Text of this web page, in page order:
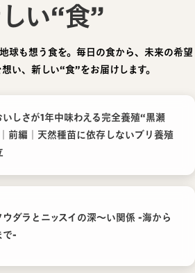
い“食”
球も想う食を。毎日の食から、未来の希望
い、新しい“食”をお届けします。
いしさが1年中味わえる完全養殖“黒瀬
前編｜天然種苗に依存しないブリ養殖
ウダラとニッスイの深〜い関係 -海から
で-